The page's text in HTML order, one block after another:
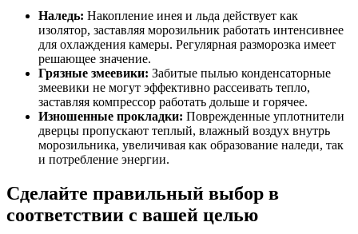
Наледь: Накопление инея и льда действует как
изолятор, заставляя морозильник работать интенсивнее
для охлаждения камеры. Регулярная разморозка имеет
решающее значение.
Грязные змеевики: Забитые пылью конденсаторные
змеевики не могут эффективно рассеивать тепло,
заставляя компрессор работать дольше и горячее.
Изношенные прокладки: Поврежденные уплотнители
дверцы пропускают теплый, влажный воздух внутрь
морозильника, увеличивая как образование наледи, так
и потребление энергии.
Сделайте правильный выбор в
соответствии с вашей целью